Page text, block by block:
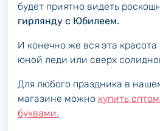
будет приятно видеть
гирлянду с Юбилеем.
И конечно же вся эта
юной леди или сверх
Для любого праздника в
магазине можно купить
буквами.